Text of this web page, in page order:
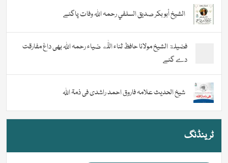
الشيخ أبو بكر صديق السلفي رحمہ اللہ وفات پاگئے
فضیلة الشيخ مولانا حافظ ثناء اللّٰه ضیاء رحمہ اللہ بھی داغ مفارقت
دے گئے
شیخ الحدیث علامہ فاروق احمد راشدی فی ذمۃ اللہ
ٹرینڈنگ